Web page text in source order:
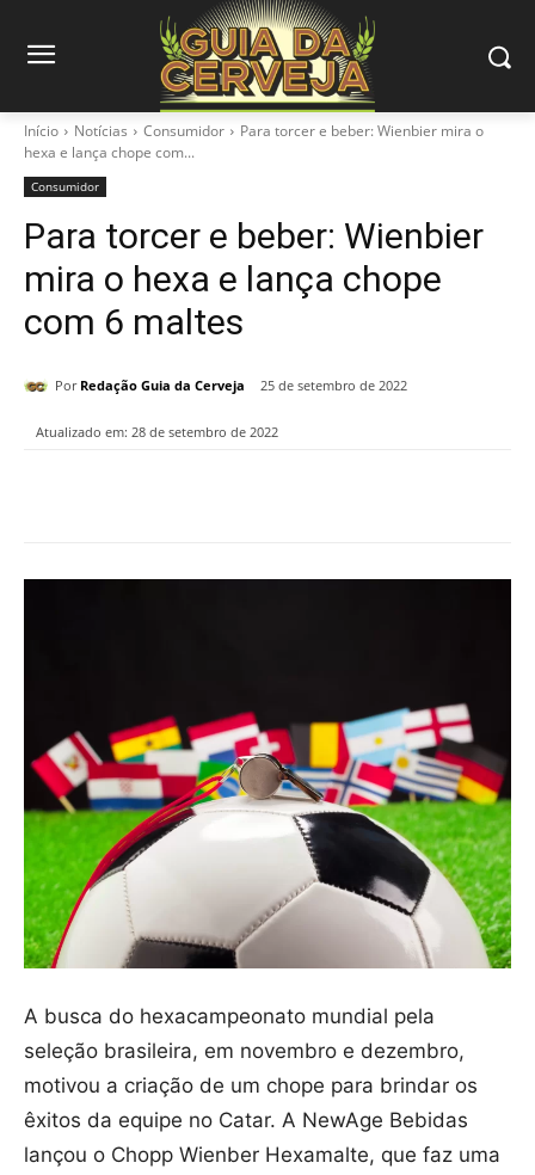
Início Notícias Consumidor
Para torcer e beber: Wienbier mira o
hexa e lança chope com...
Consumidor
Para torcer e beber: Wienbier
mira o hexa e lança chope
com 6 maltes
Por Redação Guia da Cerveja 25 de setembro de 2022
Atualizado em: 28 de setembro de 2022
A busca do hexacampeonato mundial pela
seleção brasileira, em novembro e dezembro,
motivou a criação de um chope para brindar os
êxitos da equipe no Catar. A NewAge Bebidas
lançou o Chopp Wienber Hexamalte, que faz uma